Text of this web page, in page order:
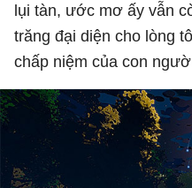
lụi tàn, ước mơ ấy vẫn
trăng đại diện cho lòng
chấp niệm của con